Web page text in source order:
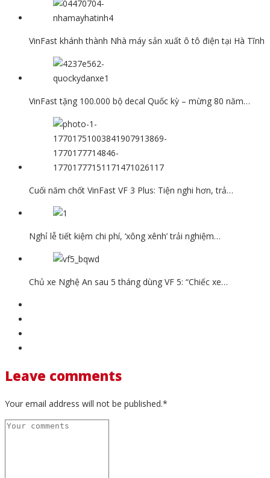
VinFast khánh thành Nhà máy sản xuất ô tô điện tại Hà Tĩnh
VinFast tặng 100.000 bộ decal Quốc kỳ – mừng 80 năm…
Cuối năm chốt VinFast VF 3 Plus: Tiện nghi hơn, trả…
Nghỉ lễ tiết kiệm chi phí, ‘xông xênh’ trải nghiệm…
Chủ xe Nghệ An sau 5 tháng dùng VF 5: “Chiếc xe…
Leave comments
Your email address will not be published.*